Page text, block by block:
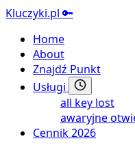
Kluczyki.pl 🔑
Home
About
Znajdź Punkt
Usługi
all key lost
awaryjne
Cennik 2026